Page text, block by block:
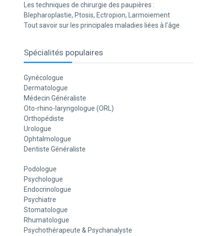
Les techniques de chirurgie des paupières :
Blepharoplastie, Ptosis, Ectropion, Larmoiement
Tout savoir sur les principales maladies liées à l’âge
Spécialités populaires
Gynécologue
Dermatologue
Médecin Généraliste
Oto-rhino-laryngologue (ORL)
Orthopédiste
Urologue
Ophtalmologue
Dentiste Généraliste
Podologue
Psychologue
Endocrinologue
Psychiatre
Stomatologue
Rhumatologue
Psychothérapeute & Psychanalyste